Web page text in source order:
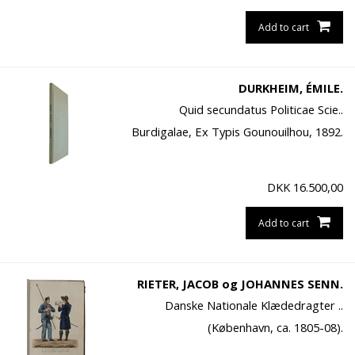
Add to cart
DURKHEIM, ÉMILE.
Quid secundatus Politicae Scie..
Burdigalae, Ex Typis Gounouilhou, 1892.
DKK 16.500,00
Add to cart
RIETER, JACOB og JOHANNES SENN.
Danske Nationale Klædedragter ..
(København, ca. 1805-08).